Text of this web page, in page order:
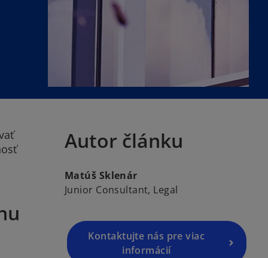
Autor článku
Matúš Sklenár
Junior Consultant, Legal
Kontaktujte nás pre viac
informácií